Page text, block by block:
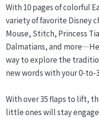
With 10 pages of colorful
variety of favorite Disney
Mouse, Stitch, Princess
Dalmatians, and
way to explore the
new words with your 0-to-
With over 35 flaps to lift,
little ones will stay